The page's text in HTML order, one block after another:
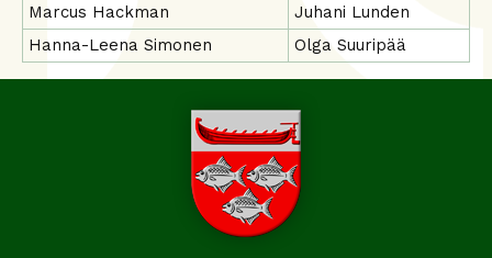
Marcus Hackman
Juhani Lunden
Hanna-Leena Simonen
Olga Suuripää